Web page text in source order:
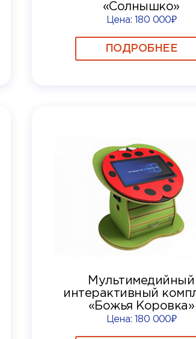
«Солнышко»
Цена: 180 000₽
ПОДРОБНЕЕ
Мультимедийный
интерактивный
«Божья Коровка»
Цена:180 000₽